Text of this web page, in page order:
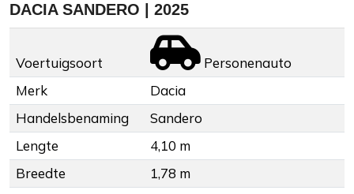
DACIA SANDERO | 2025
Voertuigsoort
Personenauto
Merk
Dacia
Handelsbenaming
Sandero
Lengte
4,10 m
Breedte
1,78 m